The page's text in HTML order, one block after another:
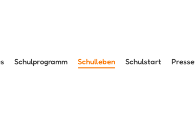
Schulprogramm Schulleben Schulstart Presse